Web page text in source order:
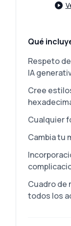
Qué
Respeto
IA
Cree
Cualquier
Cambia tu
Cuadro de
todos los